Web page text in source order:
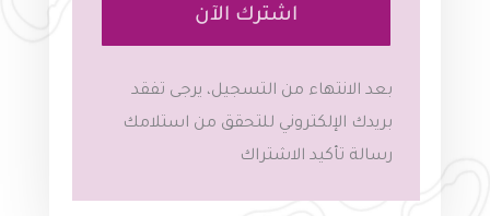
بعد الانتهاء من التسجيل، يرجى تفقد
بريدك الإلكتروني للتحقق من استلامك
رسالة تأكيد الاشتراك
اشترك الآن